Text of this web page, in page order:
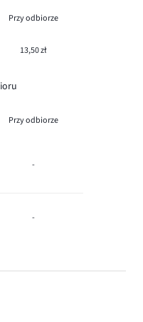
Przy odbiorze
13,50 zł
Przy odbiorze
-
-